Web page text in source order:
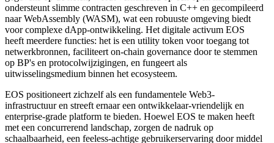
ondersteunt slimme contracten geschreven in C++ en gecompileerd
naar WebAssembly (WASM), wat een robuuste omgeving biedt
voor complexe dApp-ontwikkeling. Het digitale activum EOS
heeft meerdere functies: het is een utility token voor toegang tot
netwerkbronnen, faciliteert on-chain governance door te stemmen
op BP's en protocolwijzigingen, en fungeert als
uitwisselingsmedium binnen het ecosysteem.
EOS positioneert zichzelf als een fundamentele Web3-
infrastructuur en streeft ernaar een ontwikkelaar-vriendelijk en
enterprise-grade platform te bieden. Hoewel EOS te maken heeft
met een concurrerend landschap, zorgen de nadruk op
schaalbaarheid, een feeless-achtige gebruikerservaring door middel